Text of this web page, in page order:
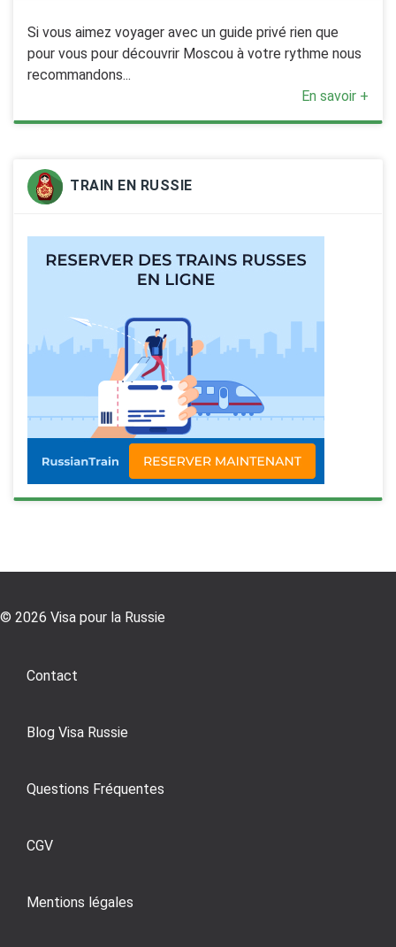
Si vous aimez voyager avec un guide privé rien que
pour vous pour découvrir Moscou à votre rythme nous
recommandons...
En savoir +
TRAIN EN RUSSIE
© 2026 Visa pour la Russie
Contact
Blog Visa Russie
Questions Fréquentes
CGV
Mentions légales